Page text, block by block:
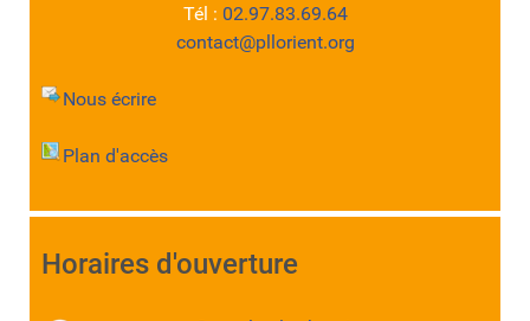
Tél : 02.97.83.69.64
contact@pllorient.org
Nous écrire
Plan d'accès
Horaires d'ouverture